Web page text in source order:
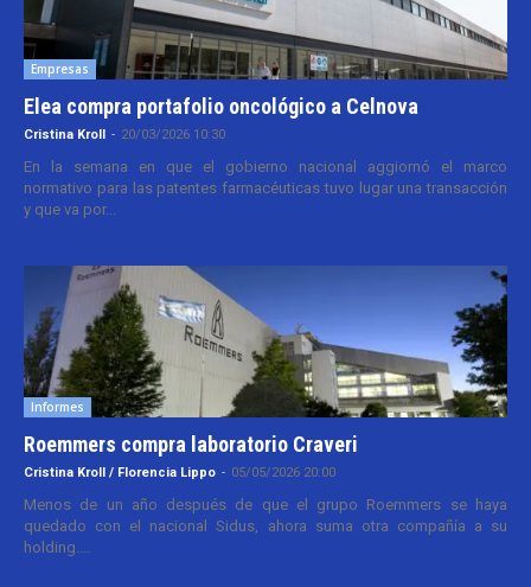
Empresas
Elea compra portafolio oncológico a Celnova
Cristina Kroll - 20/03/2026 10:30
En la semana en que el gobierno nacional aggiornó el marco
normativo para las patentes farmacéuticas tuvo lugar una transacción
y que va por...
Informes
Roemmers compra laboratorio Craveri
Cristina Kroll / Florencia Lippo - 05/05/2026 20:00
Menos de un año después de que el grupo Roemmers se haya
quedado con el nacional Sidus, ahora suma otra compañía a su
holding....